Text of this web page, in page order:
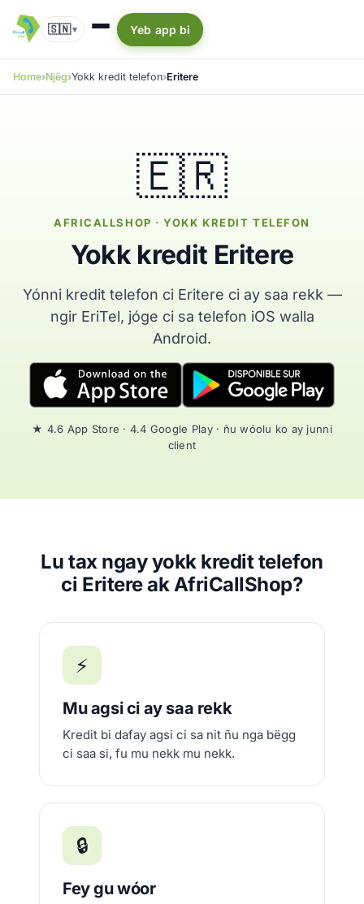
🇸🇳▾ Yeb app bi
Home Njëg Yokk kredit telefon Eritere
🇪🇷
AFRICALLSHOP · YOKK KREDIT TELEFON
Yokk kredit Eritere
Yónni kredit telefon ci Eritere ci ay saa rekk —
ngir EriTel, jóge ci sa telefon iOS walla
Android.
★ 4.6 App Store · 4.4 Google Play · ñu wóolu ko ay junni
client
Lu tax ngay yokk kredit telefon
ci Eritere ak AfriCallShop?
⚡
Mu agsi ci ay saa rekk
Kredit bi dafay agsi ci sa nit ñu nga bëgg
ci saa si, fu mu nekk mu nekk.
🔒
Fey gu wóor